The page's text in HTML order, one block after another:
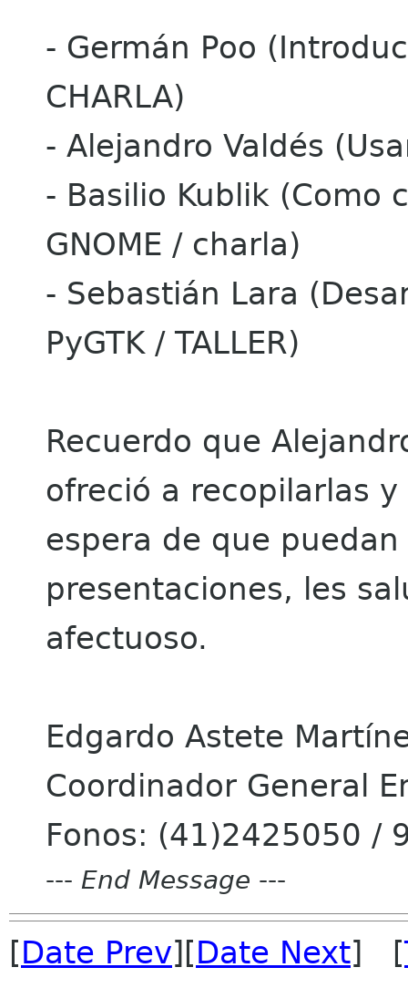
- Germán Poo
CHARLA)
- Alejandro Valdés
- Basilio Kublik (Como
GNOME / charla)
- Sebastián Lara
PyGTK / TALLER)
Recuerdo que
ofreció a recopilarlas
espera de que
presentaciones, les
afectuoso.
Edgardo Astete
Coordinador General
Fonos: (41)2425050 /
--- End Message ---
[Date Prev][Date Next] [